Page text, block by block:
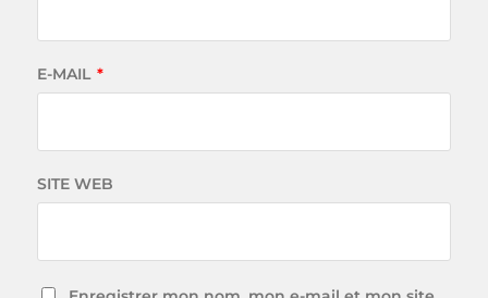
E-MAIL *
SITE WEB